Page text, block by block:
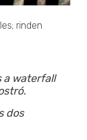
rinden
a waterfall
dos